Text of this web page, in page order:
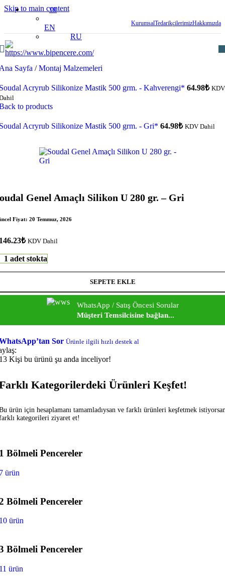
Skip to main content
TR
EN
RU
KurumsalTedarikçilerimizHakkımızda
Sayfa / Montaj Malzemeleri
Acryrub Silikonize Mastik 500 grm. - Kahverengi* 64.98₺ KDV
to products
Acryrub Silikonize Mastik 500 grm. - Gri* 64.98₺ KDV Dahil
Genel Amaçlı Silikon U 280 gr. – Gri
Fiyat: 20 Temmuz, 2026
₺ KDV Dahil
1 adet stokta
SEPETE EKLE
WhatsApp / Satış Öncesi Sorular
Müşteri Temsilcisine bağlan...
Sor Ürünle ilgili hızlı destek al
Kişi bu ürünü şu anda inceliyor!
Kategorilerdeki Ürünleri Keşfet!
ürün için hesaplamanı tamamladıysan ve farklı ürünleri keşfetmek
kategorileri ziyaret et!
Bölmeli Pencereler
ürün
Bölmeli Pencereler
ürün
Bölmeli Pencereler
ürün